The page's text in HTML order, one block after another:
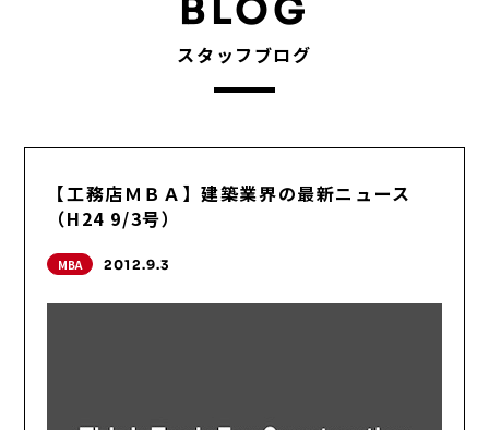
BLOG
スタッフブログ
【工務店ＭＢＡ】建築業界の最新ニュース
（H24 9/3号）
MBA 2012.9.3